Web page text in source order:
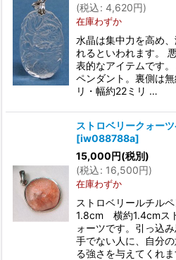
(税込: 4,620円)
在庫わずか
水晶は集中力を高め
れるといわれます。
表的なアイテムです
ペンダント。裏側は
リ・幅約22ミリ …
ストロベリークォー
[iw088788a]
15,000円(税別)
(税込: 16,500円)
在庫わずか
ストロベリールチル
1.8cm 横約1.4cmス
ォーツです。引っ込
手でない人に、自分
る強さを与えてくれ